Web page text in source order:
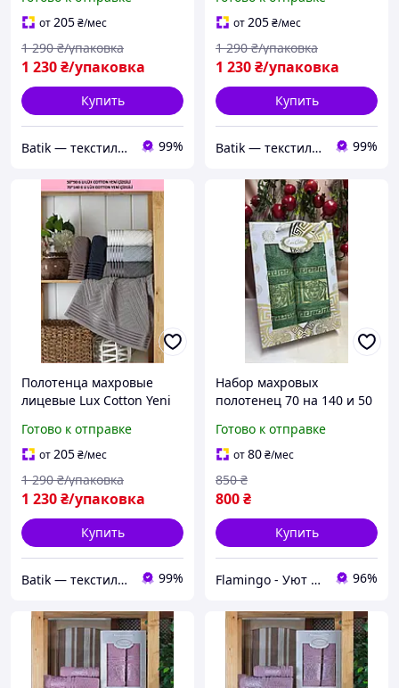
лицевое Турция. Набор
махровых полотенец
от205₴/мес
1 230₴/упаковка
1 290 ₴/упаковка
Купить
Batik — текстиль, который дарит уют вашему дому! 99%
лицевое Турция. Набор
махровых полотенец
от205₴/мес
1 230₴/упаковка
1 290 ₴/упаковка
Купить
Batik — текстиль, который дарит уют вашему дому! 99%
Полотенца махровые
лицевые Lux Cotton Yeni
лицевое Турция. Набор
махровых полотенец
Готово к отправке
от205₴/мес
1 230₴/упаковка
1 290 ₴/упаковка
Купить
Batik — текстиль, который дарит уют вашему дому! 99%
Набор махровых
полотенец 70 на 140 и 50
коробке Gulcan Турциия
Готово к отправке
от80₴/мес
800₴
850 ₴
Купить
Flamingo - Уют в Вашем доме 96%